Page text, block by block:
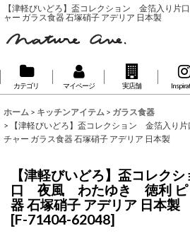
【津軽びいどろ】盃コレクション 金箔入り
ャー ガラス食器 石塚硝子 アデリア 日本製
カテゴリ マイページ 実店舗
ホーム > キッチンアイテム > ガラス食器
>
【津軽びいどろ】盃コレクション 金箔入
チャー ガラス食器 石塚硝子 アデリア 日本製
【津軽びいどろ】盃コレク
口 夜風 わたゆき 徳利 ピ
器 石塚硝子 アデリア 日本製
[F-71404-62048]